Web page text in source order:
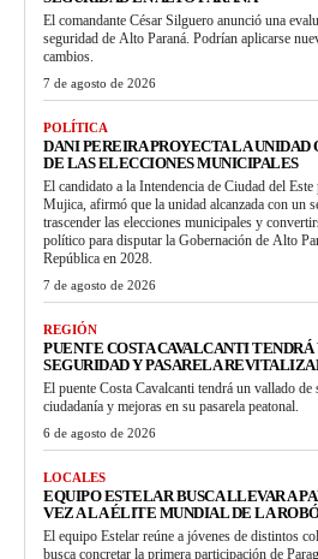
El comandante César Silguero anunció una
seguridad de Alto Paraná. Podrían aplicarse
cambios.
7 de agosto de 2026
POLÍTICA
DANI PEREIRA PROYECTA LA UNIDAD
DE LAS ELECCIONES MUNICIPALES
El candidato a la Intendencia de Ciudad del
Mujica, afirmó que la unidad alcanzada con un
trascender las elecciones municipales y
político para disputar la Gobernación de Alto
República en 2028.
7 de agosto de 2026
REGIÓN
PUENTE COSTA CAVALCANTI
SEGURIDAD Y PASARELA
El puente Costa Cavalcanti tendrá un vallado
ciudadanía y mejoras en su pasarela peatonal.
6 de agosto de 2026
LOCALES
EQUIPO ESTELAR BUSCA LLEVAR A
VEZ A LA ÉLITE MUNDIAL DE LA
El equipo Estelar reúne a jóvenes de distintos
busca concretar la primera participación de